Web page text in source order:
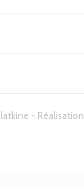
- Réalisation